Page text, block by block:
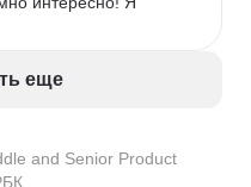
and Senior Product
консультациями,
и давал
целым направлением.
еще